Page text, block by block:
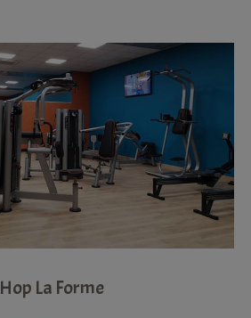
Hop La Forme